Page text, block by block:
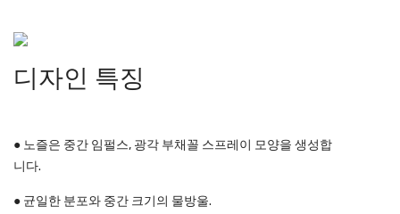
디자인 특징
● 노즐은 중간 임펄스, 광각 부채꼴 스프레이 모양을 생성합
니다.
● 균일한 분포와 중간 크기의 물방울.